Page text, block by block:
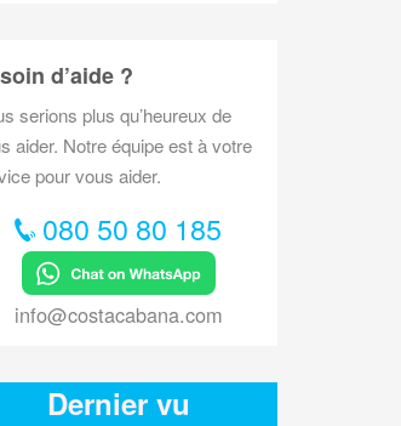
d’aide ?
serions plus qu’heureux de
aider. Notre équipe est à votre
pour vous aider.
080 50 80 185
info@costacabana.com
Dernier vu